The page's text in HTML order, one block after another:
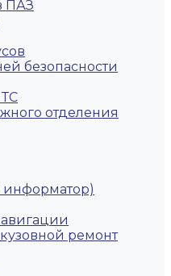
ПАЗ
безопасности
отделения
ремонт